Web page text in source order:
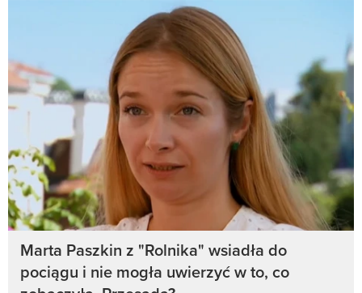
Marta Paszkin z "Rolnika" wsiadła do
pociągu i nie mogła uwierzyć w to, co